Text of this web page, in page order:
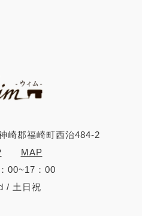
崎郡福崎町西治484-2
MAP
00~17：00
/ 土日祝